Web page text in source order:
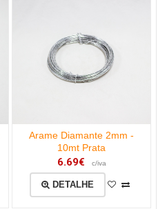
Arame Diamante 2mm -
10mt Prata
6.69€ c/iva
DETALHE